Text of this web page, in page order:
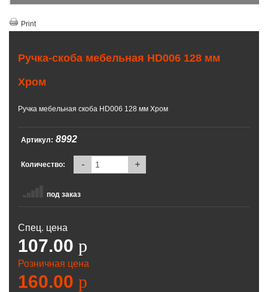
Print
Ручка-скоба мебельная НD006 128 мм
Хром
Ручка мебельная скоба НD006 128 мм Хром
Артикул: 8992
Количество: - +
под заказ
Спец. цена
107.00 p
Розничная цена
160.00 p